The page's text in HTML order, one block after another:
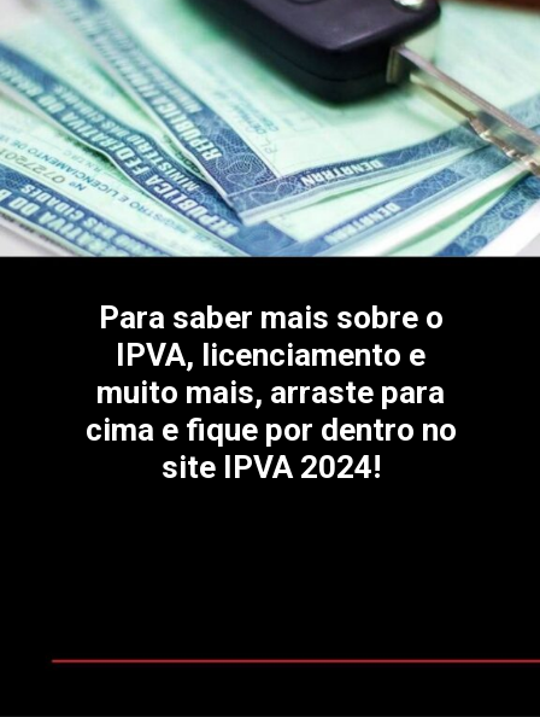
Para saber mais sobre o
IPVA, licenciamento e
muito mais, arraste para
cima e fique por dentro no
site IPVA 2024!